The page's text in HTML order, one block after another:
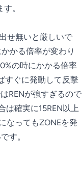
。
せ無いと厳しいで
かる倍率が変わり
の時にかかる倍率
すぐに発動して反撃
RENが強すぎるので
は確実に15REN以上
なってもZONEを発
す。